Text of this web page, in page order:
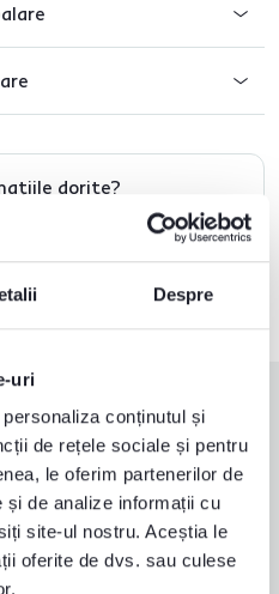
Despre
uri
conținutul și
de rețele sociale și pentru
le oferim partenerilor de
și de analize informații cu
site-ul nostru. Aceștia le
oferite de dvs. sau culese
dorite?
Deschideți chat-ul
4,3
4,7
așteptările
4,7
5,0
preț